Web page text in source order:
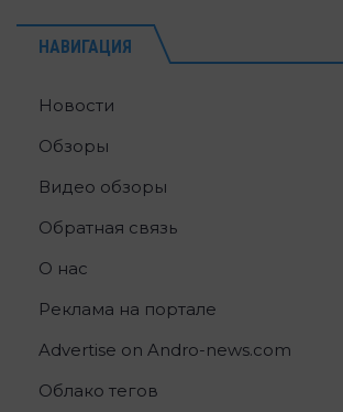
НАВИГАЦИЯ
Новости
Обзоры
Видео обзоры
Обратная связь
О нас
Реклама на портале
Advertise on Andro-news.com
Облако тегов